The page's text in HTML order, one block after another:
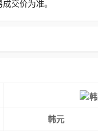
交价为准。
韩元